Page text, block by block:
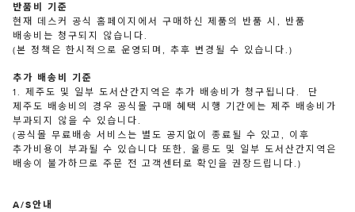
반품비 기준
현재 데스커 공식 홈페이지에서 구매하신 제품의 반품 시, 반품
배송비는 청구되지 않습니다.
(본 정책은 한시적으로 운영되며, 추후 변경될 수 있습니다.)
추가 배송비 기준
1. 제주도 및 일부 도서산간지역은 추가 배송비가 청구됩니다. 단
제주도 배송비의 경우 공식몰 구매 혜택 시행 기간에는 제주 배송비가
부과되지 않을 수 있습니다.
(공식몰 무료배송 서비스는 별도 공지없이 종료될 수 있고, 이후
추가비용이 부과될 수 있습니다 또한, 울릉도 및 일부 도서산간지역은
배송이 불가하므로 주문 전 고객센터로 확인을 권장드립니다.)
A/S안내